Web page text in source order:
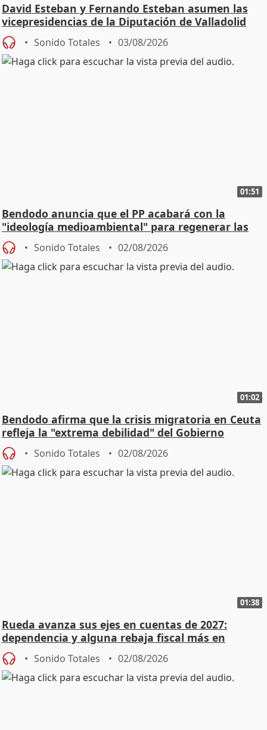
David Esteban y Fernando Esteban asumen las
vicepresidencias de la Diputación de Valladolid
Sonido Totales 03/08/2026
01:51
Bendodo anuncia que el PP acabará con la
"ideología medioambiental" para regenerar las
playas
Sonido Totales 02/08/2026
01:02
Bendodo afirma que la crisis migratoria en Ceuta
refleja la "extrema debilidad" del Gobierno
Sonido Totales 02/08/2026
01:38
Rueda avanza sus ejes en cuentas de 2027:
dependencia y alguna rebaja fiscal más en
vivienda
Sonido Totales 02/08/2026